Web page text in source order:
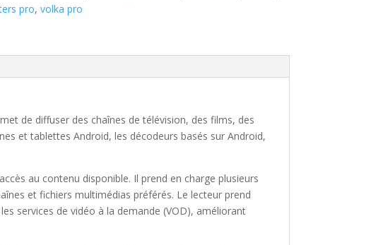
pro, volka pro
de diffuser des chaînes de télévision, des films, des
et tablettes Android, les décodeurs basés sur Android,
au contenu disponible. Il prend en charge plusieurs
et fichiers multimédias préférés. Le lecteur prend
services de vidéo à la demande (VOD), améliorant